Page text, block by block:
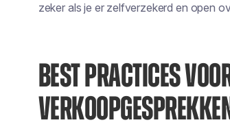
zeker als je er zelfverzekerd en open
BEST PRACTICES
VERKOOPGESPREKKEN